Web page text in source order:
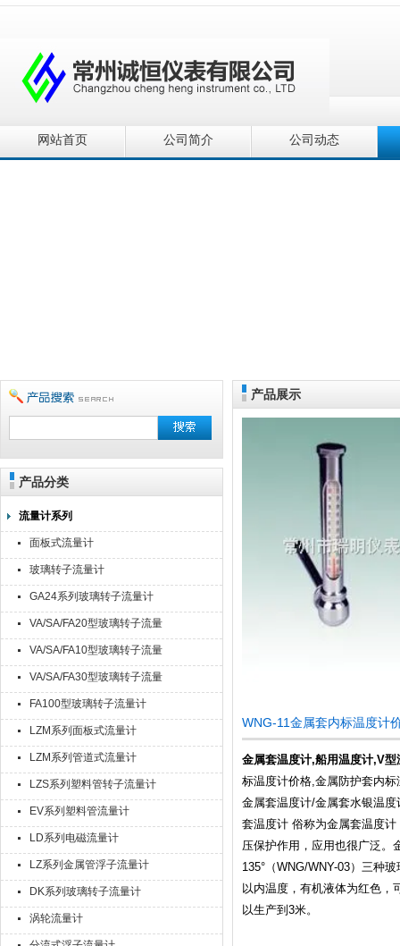
网站首页 公司简介 公司动态
产品分类
流量计系列
面板式流量计
玻璃转子流量计
GA24系列玻璃转子流量计
VA/SA/FA20型玻璃转子流量
计
VA/SA/FA10型玻璃转子流量
计
VA/SA/FA30型玻璃转子流量
计
FA100型玻璃转子流量计
LZM系列面板式流量计
LZM系列管道式流量计
LZS系列塑料管转子流量计
EV系列塑料管流量计
LD系列电磁流量计
LZ系列金属管浮子流量计
DK系列玻璃转子流量计
涡轮流量计
产品展示
WNG-11金属套内标温度计
金属套温度计,船用温度计,V型
标温度计价格,金属防护套内
金属套温度计/金属套水银温
套温度计 俗称为金属套温度
压保护作用，应用也很广泛。
135°（WNG/WNY-03）三种
以内温度，有机液体为红色
以生产到3米。